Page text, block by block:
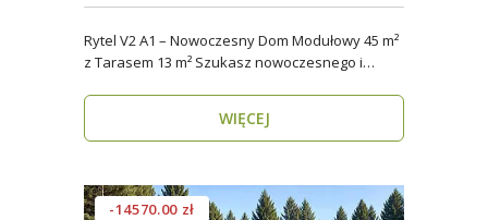
Rytel V2 A1 – Nowoczesny Dom Modułowy 45 m²
z Tarasem 13 m² Szukasz nowoczesnego i
WIĘCEJ
-14570.00 zł